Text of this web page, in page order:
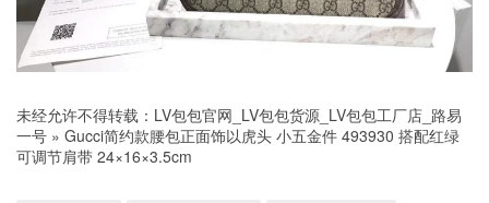
未经允许不得转载： LV包包官网_LV包包货源_LV包包工厂店_路易
一号 » Gucci简约款腰包正面饰以虎头 小五金件 493930 搭配红绿
可调节肩带 24×16×3.5cm